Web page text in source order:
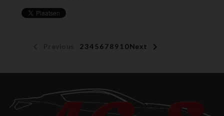
234 56789 10Next 